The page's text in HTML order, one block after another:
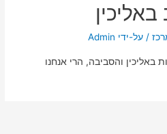
/ על-ידי Admin
באליכין והסביבה, הרי אנחנו